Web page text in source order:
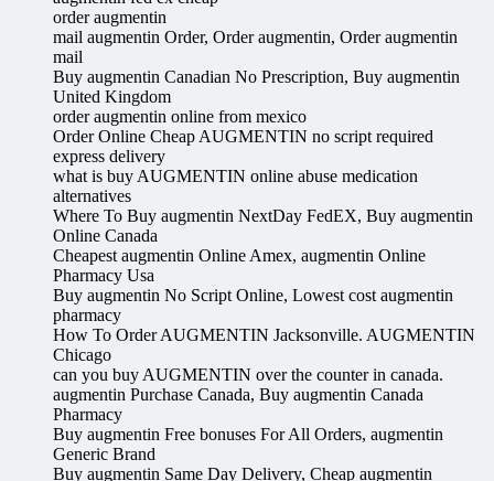
order augmentin
mail augmentin Order, Order augmentin, Order augmentin
mail
Buy augmentin Canadian No Prescription, Buy augmentin
United Kingdom
order augmentin online from mexico
Order Online Cheap AUGMENTIN no script required
express delivery
what is buy AUGMENTIN online abuse medication
alternatives
Where To Buy augmentin NextDay FedEX, Buy augmentin
Online Canada
Cheapest augmentin Online Amex, augmentin Online
Pharmacy Usa
Buy augmentin No Script Online, Lowest cost augmentin
pharmacy
How To Order AUGMENTIN Jacksonville. AUGMENTIN
Chicago
can you buy AUGMENTIN over the counter in canada.
augmentin Purchase Canada, Buy augmentin Canada
Pharmacy
Buy augmentin Free bonuses For All Orders, augmentin
Generic Brand
Buy augmentin Same Day Delivery, Cheap augmentin